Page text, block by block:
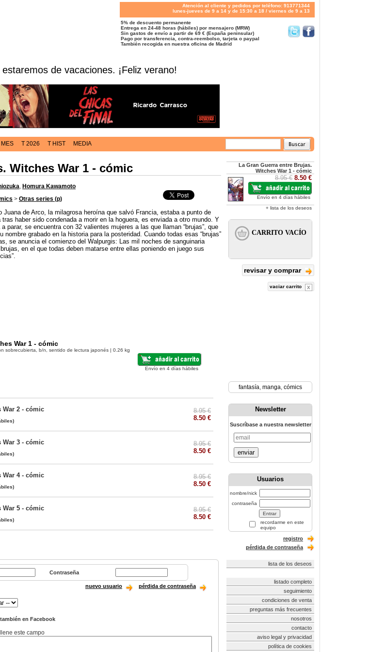
Atención al cliente y pedidos por teléfono: 913771344
lunes-jueves de 9 a 14 y de 15:30 a 18 / viernes de 9 a 13
5% de descuento permanente
Entrega en 24-48 horas (hábiles) por mensajero (MRW)
Sin gastos de envío a partir de 69 € (España peninsular)
Pago por transferencia, contra-reembolso, tarjeta o paypal
También recogida en nuestra oficina de Madrid
de vacaciones. ¡Feliz verano!
MES T 2026 T HIST MEDIA
Witches War 1 - cómic
, Homura Kawamoto
> Otras series (p)
Juana de Arco, la milagrosa heroína que salvó Francia, estaba a punto de
tras haber sido condenada a morir en la hoguera, es enviada a otro mundo. Y
parar, se encuentra con 32 valientes mujeres a las que llaman “brujas”, que
nombre grabado en la historia para la posteridad. Cuando todas esas “brujas”
se anuncia el comienzo del Walpurgis: Las mil noches de sanguinaria
en el que todas deben matarse entre ellas poniendo en juego sus
War 1 - cómic
sobrecubierta, b/n, sentido de lectura japonés | 0.26 kg
Envío en 4 días hábiles
War 2 - cómic
8.95 €
8.50 €
War 3 - cómic
8.95 €
8.50 €
War 4 - cómic
8.95 €
8.50 €
War 5 - cómic
8.95 €
8.50 €
Contraseña
nuevo usuario pérdida de contraseña
en Facebook
este campo
La Gran Guerra entre Brujas.
Witches War 1 - cómic
8.95 € 8.50 €
Envío en 4 días hábiles
+ lista de los deseos
revisar y comprar
vaciar carrito
fantasía, manga, cómics
Newsletter
Suscríbase a nuestra newsletter
enviar
Usuarios
nombre/nick
contraseña
recordarme en este
equipo
registro
pérdida de contraseña
lista de los deseos
listado completo
seguimiento
condiciones de venta
preguntas más frecuentes
nosotros
contacto
aviso legal y privacidad
política de cookies